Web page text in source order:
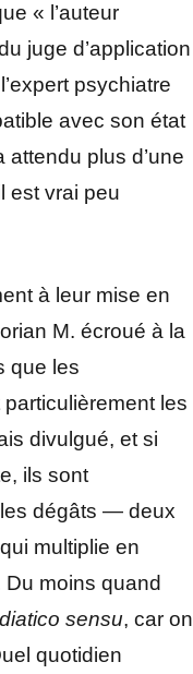
« l’auteur
juge d’application
psychiatre
avec son état
plus d’une
est vrai peu
à leur mise en
M. écroué à la
que les
les
divulgué, et si
ils sont
dégâts — deux
multiplie en
moins quand
sensu, car on
quotidien